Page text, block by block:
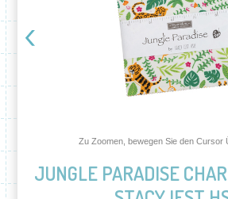
Zu Zoomen, bewegen Sie den Cursor
JUNGLE PARADISE